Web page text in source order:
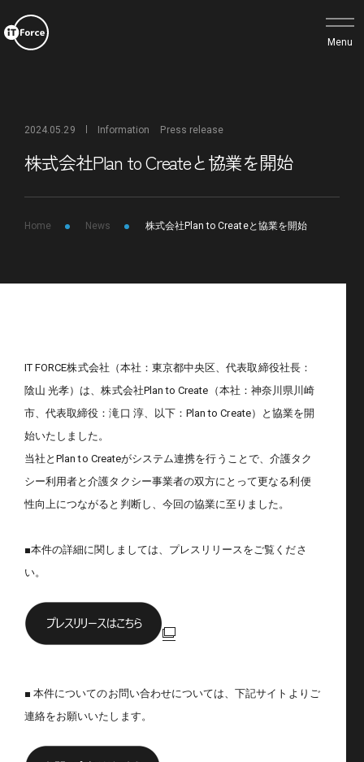
2024.05.29 Information Press release
株式会社Plan to Createと協業を開始
Home News 株式会社Plan to Createと協業を開始
IT FORCE株式会社（本社：東京都中央区、代表取締役社長：
陰山 光孝）は、株式会社Plan to Create（本社：神奈川県川崎
市、代表取締役：滝口 淳、以下：Plan to Create）と協業を開
始いたしました。
当社とPlan to Createがシステム連携を行うことで、介護タク
シー利用者と介護タクシー事業者の双方にとって更なる利便
性向上につながると判断し、今回の協業に至りました。
■本件の詳細に関しましては、プレスリリースをご覧くださ
い。
■ 本件についてのお問い合わせについては、下記サイトよりご
連絡をお願いいたします。